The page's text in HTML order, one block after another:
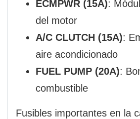
ECMPWR (15A):
del motor
A/C CLUTCH (15A):
aire acondicionado
FUEL PUMP (20A):
combustible
Fusibles importantes en la